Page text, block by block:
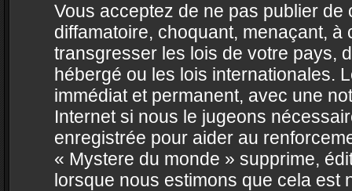
Vous acceptez de ne pas publier
diffamatoire, choquant, menaçant,
transgresser les lois de votre pays,
hébergé ou les lois internationales.
immédiat et permanent, avec une
Internet si nous le jugeons
enregistrée pour aider au
« Mystere du monde » supprime,
lorsque nous estimons que cela est